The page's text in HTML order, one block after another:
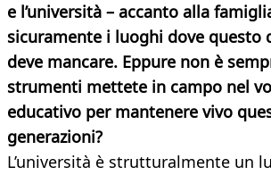
e l’università – accanto alla
sicuramente i luoghi dove questo
deve mancare. Eppure non è
strumenti mettete in campo nel
educativo per mantenere vivo
generazioni?
L’università è strutturalmente un